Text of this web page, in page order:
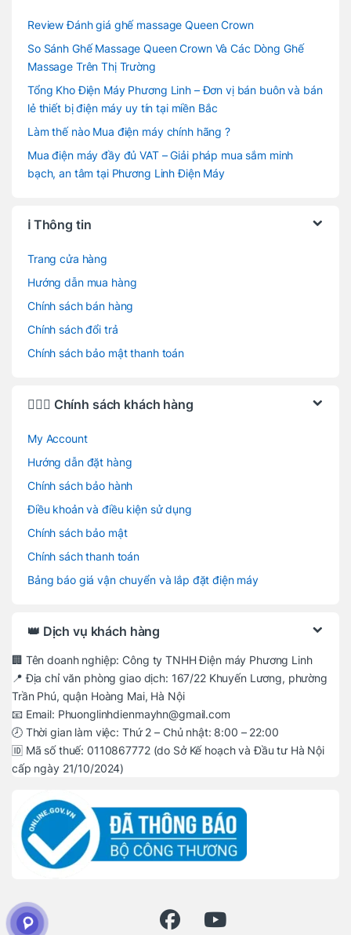
Review Đánh giá ghế massage Queen Crown
So Sánh Ghế Massage Queen Crown Và Các Dòng Ghế
Massage Trên Thị Trường
Tổng Kho Điện Máy Phương Linh – Đơn vị bán buôn và bán
lẻ thiết bị điện máy uy tín tại miền Bắc
Làm thế nào Mua điện máy chính hãng ?
Mua điện máy đầy đủ VAT – Giải pháp mua sắm minh
bạch, an tâm tại Phương Linh Điện Máy
ℹ️ Thông tin
Trang cửa hàng
Hướng dẫn mua hàng
Chính sách bán hàng
Chính sách đổi trả
Chính sách bảo mật thanh toán
🙋🏻‍♂️ Chính sách khách hàng
My Account
Hướng dẫn đặt hàng
Chính sách bảo hành
Điều khoản và điều kiện sử dụng
Chính sách bảo mật
Chính sách thanh toán
Bảng báo giá vận chuyển và lắp đặt điện máy
👑 Dịch vụ khách hàng
🏢 Tên doanh nghiệp: Công ty TNHH Điện máy Phương Linh
📍 Địa chỉ văn phòng giao dịch: 167/22 Khuyến Lương, phường
Trần Phú, quận Hoàng Mai, Hà Nội
📧 Email: Phuonglinhdienmayhn@gmail.com
🕗 Thời gian làm việc: Thứ 2 – Chủ nhật: 8:00 – 22:00
🆔 Mã số thuế: 0110867772 (do Sở Kế hoạch và Đầu tư Hà Nội
cấp ngày 21/10/2024)